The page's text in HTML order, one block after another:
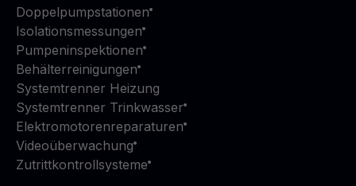
Doppelpumpstationen
Isolationsmessungen
Pumpeninspektionen
Behälterreinigungen
Systemtrenner Heizung
Systemtrenner Trinkwasser
Elektromotorenreparaturen
Videoüberwachung
Zutrittkontrollsysteme